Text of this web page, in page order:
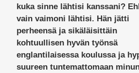
kuka sinne lähtisi kanssani?
vain vaimoni lähtisi. Hän jätti
perheensä ja sikäläisittäin
kohtuullisen hyvän työnsä
englantilaisessa koulussa ja
suureen tuntemattomaan